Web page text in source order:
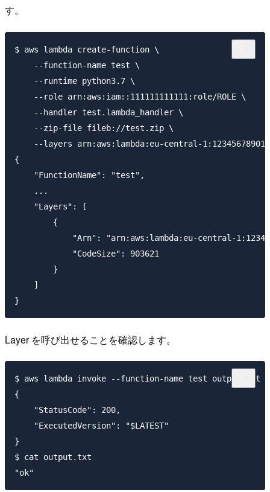
す。
$ aws lambda create-function \
    --function-name test \
    --runtime python3.7 \
    --role arn:aws:iam::111111111111:role/ROLE \
    --handler test.lambda_handler \
    --zip-file fileb://test.zip \
--layers arn:aws:lambda:eu-central-
{
    "FunctionName": "test",
    ...
    "Layers": [
        {
"Arn": "arn:aws:lambda:eu-central-
            "CodeSize": 903621
        }
    ]
Layer を呼び出せることを確認します。
$ aws lambda invoke --function-name test output.txt
{
    "StatusCode": 200,
    "ExecutedVersion": "$LATEST"
}
$ cat output.txt